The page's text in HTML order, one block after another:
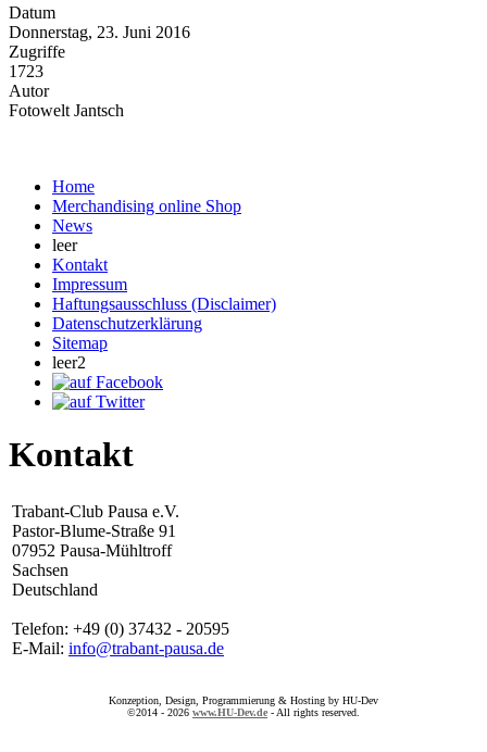
Datum
Donnerstag, 23. Juni 2016
Zugriffe
1723
Autor
Fotowelt Jantsch
Home
Merchandising online Shop
News
leer
Kontakt
Impressum
Haftungsausschluss (Disclaimer)
Datenschutzerklärung
Sitemap
leer2
Kontakt
Trabant-Club Pausa e.V.
Pastor-Blume-Straße 91
07952 Pausa-Mühltroff
Sachsen
Deutschland
Telefon: +49 (0) 37432 - 20595
E-Mail: info@trabant-pausa.de
Konzeption, Design, Programmierung & Hosting by HU-Dev
©2014 - 2026 www.HU-Dev.de - All rights reserved.